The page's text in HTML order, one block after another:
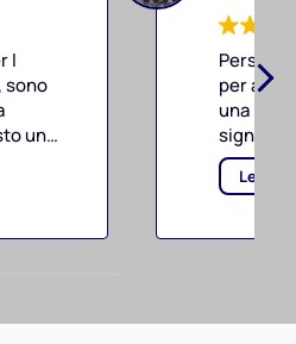
ottime anche
professionisti a dare
e legale ai clienti , il
preciso e